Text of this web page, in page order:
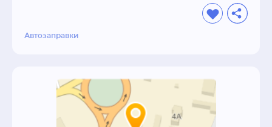
Автозаправки